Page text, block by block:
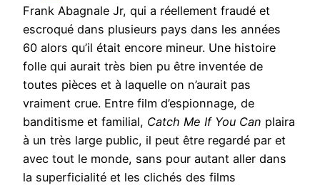
Frank Abagnale Jr, qui a réellement fraudé et
escroqué dans plusieurs pays dans les années
60 alors qu’il était encore mineur. Une histoire
folle qui aurait très bien pu être inventée de
toutes pièces et à laquelle on n’aurait pas
vraiment crue. Entre film d’espionnage, de
banditisme et familial, Catch Me If You Can plaira
à un très large public, il peut être regardé par et
avec tout le monde, sans pour autant aller dans
la superficialité et les clichés des films